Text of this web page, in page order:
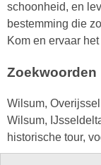
schoonheid, en
bestemming die
Kom en ervaar het
Zoekwoorden
Wilsum,
Wilsum,
historische tour,